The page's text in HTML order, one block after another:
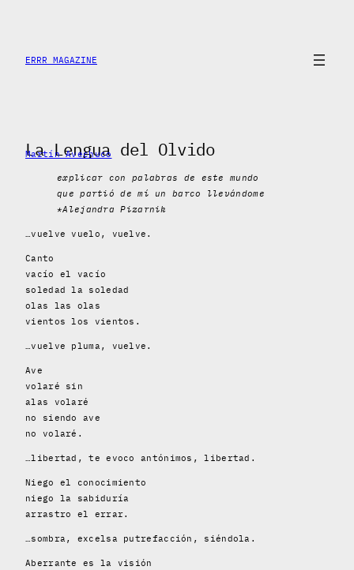
contenido
ERRR MAGAZINE
La Lengua del Olvido
Martín Avechuco
explicar con palabras de este mundo
que partió de mí un barco llevándome
*Alejandra Pizarnik
…vuelve vuelo, vuelve.
Canto
vacío el vacío
soledad la soledad
olas las olas
vientos los vientos.
…vuelve pluma, vuelve.
Ave
volaré sin
alas volaré
no siendo ave
no volaré.
…libertad, te evoco antónimos, libertad.
Niego el conocimiento
niego la sabiduría
arrastro el errar.
…sombra, excelsa putrefacción, siéndola.
Aberrante es la visión